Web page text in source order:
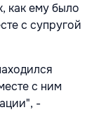
как ему было
с супругой
с ним
-